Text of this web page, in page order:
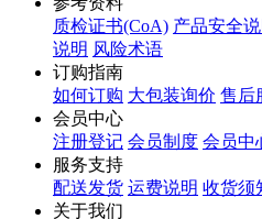
质检证书(CoA) 产品安全
说明 风险术语
订购指南
如何订购 大包装询价 售后
会员中心
注册登记 会员制度 会员中
服务支持
配送发货 运费说明 收货须
关于我们